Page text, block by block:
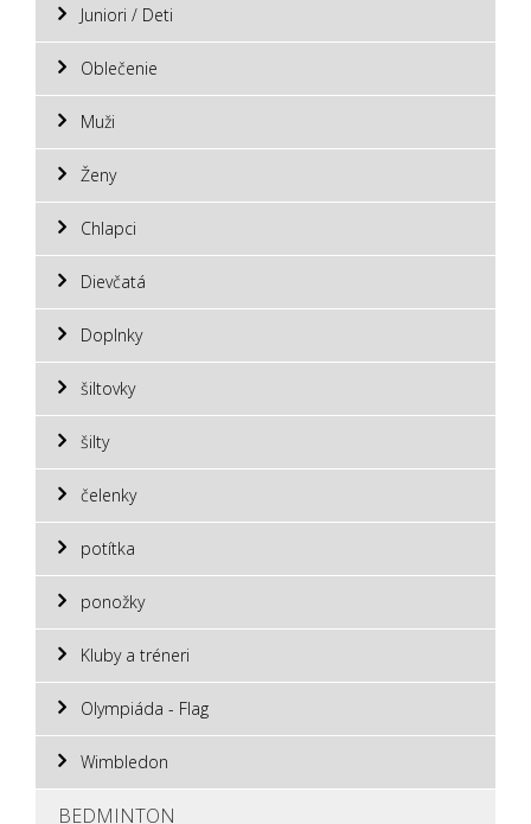
Juniori / Deti
Oblečenie
Muži
Ženy
Chlapci
Dievčatá
Doplnky
šiltovky
šilty
čelenky
potítka
ponožky
Kluby a tréneri
Olympiáda - Flag
Wimbledon
BEDMINTON